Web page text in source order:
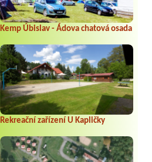
Kemp Úbislav - Ádova chatová osada
Rekreační zařízení U Kapličky